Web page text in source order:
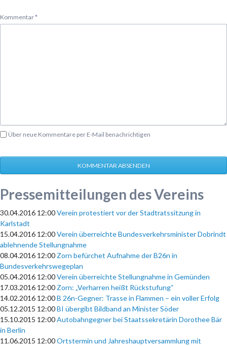
Pflichtfeld
Kommentar*
Über neue Kommentare per E-Mail benachrichtigen
KOMMENTAR ABSENDEN
Pressemitteilungen des Vereins
30.04.2016 12:00Verein protestiert vor der Stadtratssitzung in
Karlstadt
15.04.2016 12:00Verein überreichte Bundesverkehrsminister Dobrindt
ablehnende Stellungnahme
08.04.2016 12:00Zorn befürchet Aufnahme der B26n in
Bundesverkehrswegeplan
05.04.2016 12:00Verein überreichte Stellungnahme in Gemünden
17.03.2016 12:00Zorn: „Verharren heißt Rückstufung“
14.02.2016 12:00B 26n-Gegner: Trasse in Flammen – ein voller Erfolg
05.12.2015 12:00BI übergibt Bildband an Minister Söder
15.10.2015 12:00Autobahngegner bei Staatssekretärin Dorothee Bär
in Berlin
11.06.2015 12:00Ortstermin und Jahreshauptversammlung mit